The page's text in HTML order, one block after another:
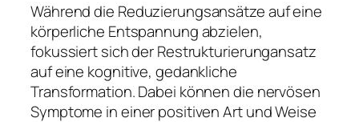
Während die Reduzierungsansätze auf eine
körperliche Entspannung abzielen,
fokussiert sich der Restrukturierungansatz
auf eine kognitive, gedankliche
Transformation. Dabei können die nervösen
Symptome in einer positiven Art und Weise